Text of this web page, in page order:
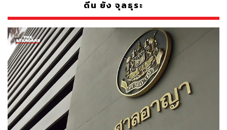
ดีน ยัง จุลธุระ